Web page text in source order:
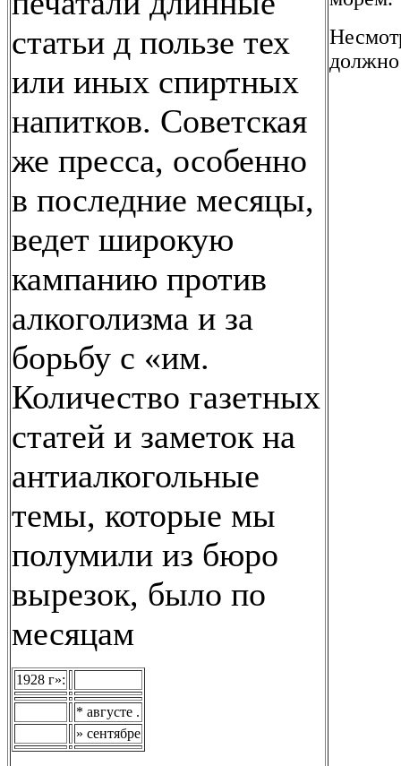
статьи д пользе тех
или иных спиртных
напитков. Советская
же пресса, особенно
в последние месяцы,
ведет широкую
кампанию против
алкоголизма и за
борьбу с «им.
Количество газетных
статей и заметок на
антиалкогольные
темы, которые мы
полумили из бюро
вырезок, было по
месяцам
1928 г»:
* августе .
» сентябре